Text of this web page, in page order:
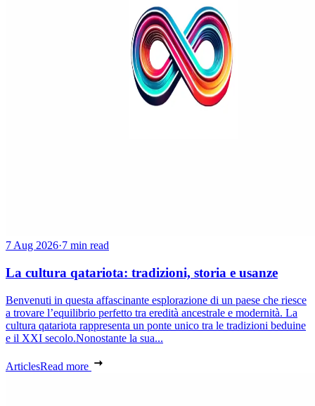
7 Aug 2026·7 min read
La cultura qatariota: tradizioni, storia e usanze
Benvenuti in questa affascinante esplorazione di un paese che riesce
a trovare l’equilibrio perfetto tra eredità ancestrale e modernità. La
cultura qatariota rappresenta un ponte unico tra le tradizioni beduine
e il XXI secolo.Nonostante la sua...
ArticlesRead more